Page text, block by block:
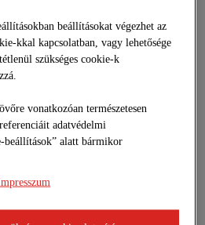
⁄ Kapcsolattartók
beállításokat végezhet az
kkal kapcsolatban, vagy lehetősége
szükséges cookie-k
vonatkozóan természetesen
adatvédelmi
beállítások” alatt bármikor